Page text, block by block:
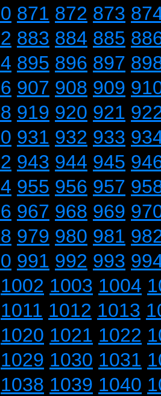
871 872 873
883 884 885
895 896 897
907 908 909
919 920 921
931 932 933
943 944 945
955 956 957
967 968 969
979 980 981
991 992 993
1002 1003 1004
1011 1012 1013
1020 1021 1022
1029 1030 1031
1038 1039 1040